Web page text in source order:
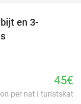
en 3-
45€
per nat i turistskat